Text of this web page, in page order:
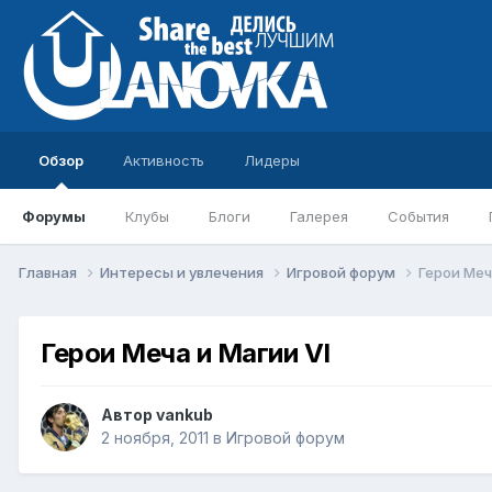
Обзор
Форумы Клубы Блоги Галерея События
Активность Лидеры
Главная Интересы и увлечения Игровой форум Герои
Герои Меча и Магии VI
Автор vankub
2 ноября, 2011 в Игровой форум